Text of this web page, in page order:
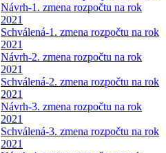
Návrh-1. zmena rozpočtu na rok
2021
Schválená-1. zmena rozpočtu na rok
2021
Návrh-2. zmena rozpočtu na rok
2021
Schválená-2. zmena rozpočtu na rok
2021
Návrh-3. zmena rozpočtu na rok
2021
Schválená-3. zmena rozpočtu na rok
2021